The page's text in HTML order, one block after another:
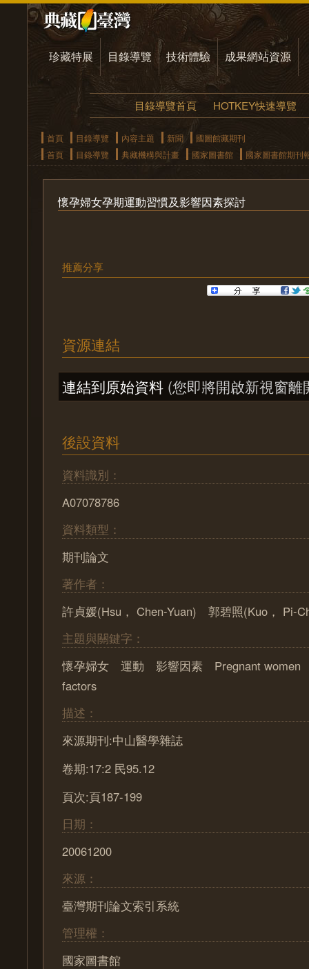
珍藏特展 目錄導覽 技術體驗 成果網站資源
目錄導覽首頁 HOTKEY快速導覽
首頁 目錄導覽 內容主題 新聞
國圖館藏期刊
首頁
目錄導覽 典藏機構與計畫 國家圖書館 國家圖書館期刊
懷孕婦女孕期運動習慣及影響因素探討
推薦分享
資源連結
連結到原始資料 (您即將開啟新視窗離
後設資料
資料識別：
A07078786
資料類型：
期刊論文
著作者：
許貞媛(Hsu， Chen-Yuan) 郭碧照(Kuo， Pi-
主題與關鍵字：
懷孕婦女 運動 影響因素 Pregnant
factors
描述：
來源期刊:中山醫學雜誌
卷期:17:2 民95.12
頁次:頁187-199
日期：
20061200
來源：
臺灣期刊論文索引系統
管理權：
國家圖書館